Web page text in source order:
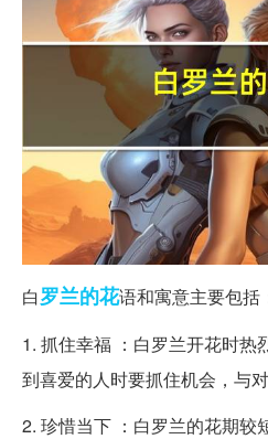
白罗兰的花语和寓意主要包括
1. 抓住幸福 ：白罗兰开花时热
到喜爱的人时要抓住机会，与对
2. 珍惜当下 ：白罗兰的花期较